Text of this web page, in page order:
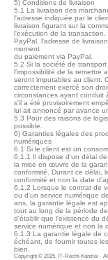
5) Conditions de livraison
5.1 La livraison des
l'adresse indiquée par le
livraison figurant sur la
l'exécution de la
PayPal, l'adresse de
moment
du paiement via PayPal.
5.2 Si la société de
l'impossibilité de la remettre
seront imputables au client.
correctement exercé son
circonstances ayant conduit
s'il a été provisoirement
lui ait annoncé par avance
5.3 Pour des raisons de
possible.
6) Garanties légales des
numériques
6.1 Si le client est un
6.1.1 Il dispose d'un délai
la mise en œuvre de la
conformité. Durant ce délai,
conformité et non la date
6.1.2 Lorsque le contrat de
ou d'un service numérique
ans, la garantie légale est
tout au long de la période
d'établir que l'existence du
service numérique et non la
6.1.3 La garantie légale de
échéant, de fournir toutes
bien.
Copyright © 2025, IT-Recht-Kanzlei ·